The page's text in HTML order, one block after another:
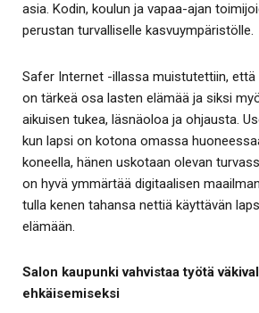
asia. Kodin, koulun ja vapaa-ajan
perustan turvalliselle kasvuympäristölle.
Safer Internet -illassa muistutettiin, että
on tärkeä osa lasten elämää ja siksi
aikuisen tukea, läsnäoloa ja ohjausta.
kun lapsi on kotona omassa
koneella, hänen uskotaan olevan
on hyvä ymmärtää digitaalisen
tulla kenen tahansa nettiä käyttävän
elämään.
Salon kaupunki vahvistaa työtä
ehkäisemiseksi